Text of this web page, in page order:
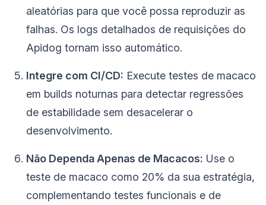
aleatórias para que você possa reproduzir as
falhas. Os logs detalhados de requisições do
Apidog tornam isso automático.
Integre com CI/CD: Execute testes de macaco
em builds noturnas para detectar regressões
de estabilidade sem desacelerar o
desenvolvimento.
Não Dependa Apenas de Macacos: Use o
teste de macaco como 20% da sua estratégia,
complementando testes funcionais e de